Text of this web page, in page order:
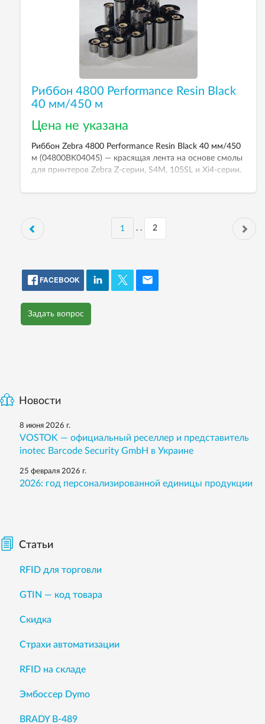
Риббон 4800 Performance Resin Black
40 мм/450 м
Цена не указана
Риббон Zebra 4800 Performance Resin Black 40 мм/450
м (04800BK04045) — красящая лента на основе смолы
для принтеров Zebra Z-серии, S4M, 105SL и Xi4-серии.
1 . .
FACEBOOK
Задать вопрос
Новости
8 июня 2026 г.
VOSTOK — официальный реселлер и представитель
inotec Barcode Security GmbH в Украине
25 февраля 2026 г.
2026: год персонализированной единицы продукции
Статьи
RFID для торговли
GTIN — код товара
Скидка
Страхи автоматизации
RFID на складе
Эмбоссер Dymo
BRADY B-489